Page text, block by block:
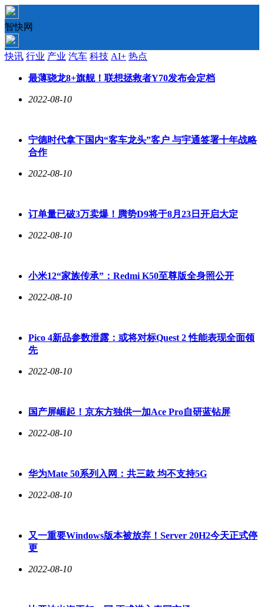
智快网
快讯 行业 产业 汽车 科技 AI+ 热点
最薄骁龙8+旗舰！联想拯救者Y70发布会定档
2022-08-10
宁德时代拿下国内“客车龙头”客户 与宇通签署十年战略
合作
2022-08-10
订单量已破3万卖爆！腾势D9将于8月23日开启大定
2022-08-10
小米12“家族传承”：Redmi K50至尊版全身照公开
2022-08-10
Pico 4新品参数泄露：或将对标Quest 2 性能表现全面领
先
2022-08-10
国产屏崛起！京东方独供一加Ace Pro自研蓝钻屏
2022-08-10
华为Mate 50系列入网：共三款 均不支持5G
2022-08-10
又一重要Windows版本被放弃！Server 20H2今天正式停
更
2022-08-10